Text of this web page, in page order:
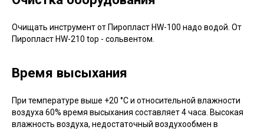
Очищать инструмент от Пиропласт HW-100 надо водой. От
Пиропласт HW-210 top - сольвентом.
Время высыхания
При температуре выше +20 °С и относительной влажности
воздуха 60% время высыхания составляет 4 часа. Высокая
влажность воздуха, недостаточный воздухообмен в